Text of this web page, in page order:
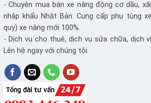
- Chuyên mua bán xe nâng động cơ dầu,
nhập khẩu Nhật Bản. Cung cấp phụ tùng
quy) xe nâng mới 100%.
- Dịch vụ cho thuê, dịch vụ sửa chữa, dịch
Lên hệ ngay với chúng tôi.